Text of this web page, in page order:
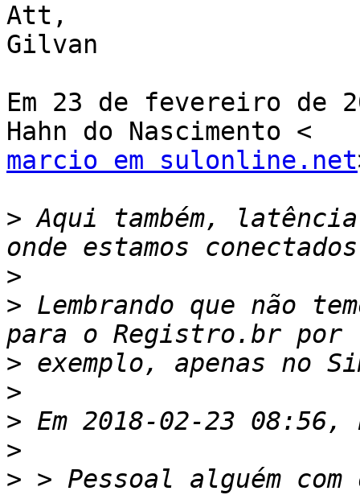
Att,
Gilvan
Em 23 de fevereiro de
marcio em sulonline.net
> Aqui também, latência
>
> Lembrando que não
>
>
>
>
> > Pessoal alguém